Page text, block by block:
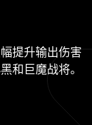
提升输出伤害
和巨魔战将。